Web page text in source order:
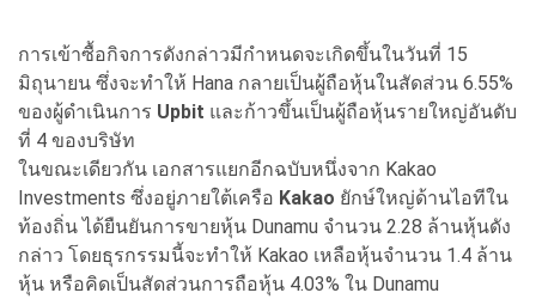
การเข้าซื้อกิจการดังกล่าวมีกำหนดจะเกิดขึ้นในวันที่ 15
มิถุนายน ซึ่งจะทำให้ Hana กลายเป็นผู้ถือหุ้นในสัดส่วน 6.55%
ของผู้ดำเนินการ Upbit และก้าวขึ้นเป็นผู้ถือหุ้นรายใหญ่อันดับ
ที่ 4 ของบริษัท
ในขณะเดียวกัน เอกสารแยกอีกฉบับหนึ่งจาก Kakao
Investments ซึ่งอยู่ภายใต้เครือ Kakao ยักษ์ใหญ่ด้านไอทีใน
ท้องถิ่น ได้ยืนยันการขายหุ้น Dunamu จำนวน 2.28 ล้านหุ้นดัง
กล่าว โดยธุรกรรมนี้จะทำให้ Kakao เหลือหุ้นจำนวน 1.4 ล้าน
หุ้น หรือคิดเป็นสัดส่วนการถือหุ้น 4.03% ใน Dunamu